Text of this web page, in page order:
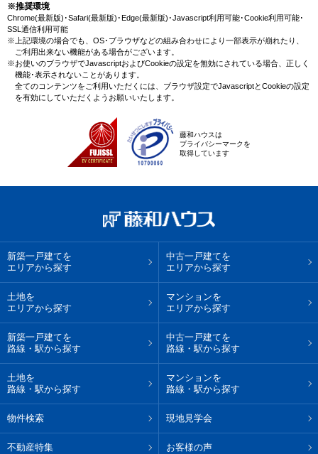
※推奨環境
Chrome(最新版)･Safari(最新版)･Edge(最新版)･Javascript利用可能･Cookie利用可能･
SSL通信利用可能
※上記環境の場合でも、OS･ブラウザなどの組み合わせにより一部表示が崩れたり、
ご利用出来ない機能がある場合がございます。
※お使いのブラウザでJavascriptおよびCookieの設定を無効にされている場合、正しく
機能･表示されないことがあります。
全てのコンテンツをご利用いただくには、ブラウザ設定でJavascriptとCookieの設定
を有効にしていただくようお願いいたします。
藤和ハウスは
プライバシーマークを
取得しています
新築一戸建てを
エリアから探す
中古一戸建てを
エリアから探す
土地を
エリアから探す
マンションを
エリアから探す
新築一戸建てを
路線・駅から探す
中古一戸建てを
路線・駅から探す
土地を
路線・駅から探す
マンションを
路線・駅から探す
物件検索 現地見学会
不動産特集 お客様の声